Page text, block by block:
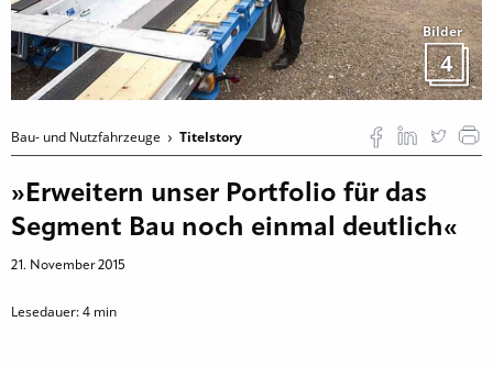
Bilder
4
Bau- und Nutzfahrzeuge Titelstory
»Erweitern unser Portfolio für das
Segment Bau noch einmal deutlich«
21. November 2015
Lesedauer:4 min